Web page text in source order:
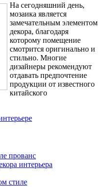
На сегодняшний день,
мозаика является
замечательным элементом
декора, благодаря
которому помещение
смотрится оригинально и
стильно. Многие
дизайнеры рекомендуют
отдавать предпочтение
продукции от известного
китайского
прованс
интерьера
стиле